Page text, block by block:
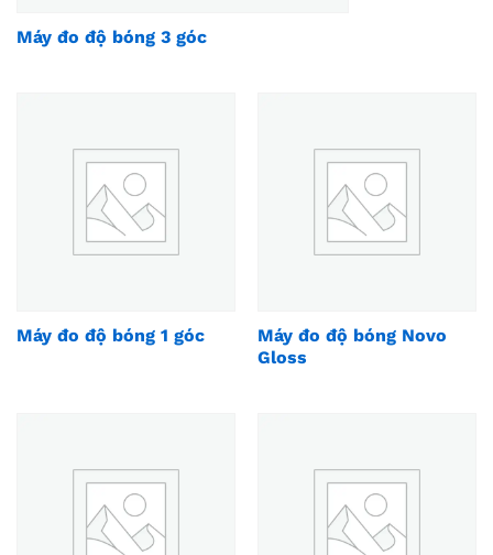
Máy đo độ bóng 3 góc
Máy đo độ bóng 1 góc
Máy đo độ bóng Novo
Gloss